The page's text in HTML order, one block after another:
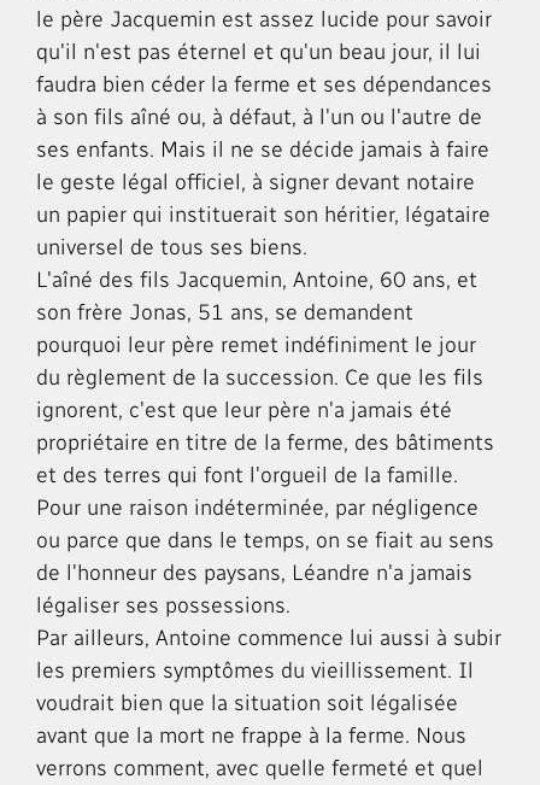
le père Jacquemin est assez lucide pour savoir
qu'il n'est pas éternel et qu'un beau jour, il lui
faudra bien céder la ferme et ses dépendances
à son fils aîné ou, à défaut, à l'un ou l'autre de
ses enfants. Mais il ne se décide jamais à faire
le geste légal officiel, à signer devant notaire
un papier qui instituerait son héritier, légataire
universel de tous ses biens.
L'aîné des fils Jacquemin, Antoine, 60 ans, et
son frère Jonas, 51 ans, se demandent
pourquoi leur père remet indéfiniment le jour
du règlement de la succession. Ce que les fils
ignorent, c'est que leur père n'a jamais été
propriétaire en titre de la ferme, des bâtiments
et des terres qui font l'orgueil de la famille.
Pour une raison indéterminée, par négligence
ou parce que dans le temps, on se fiait au sens
de l'honneur des paysans, Léandre n'a jamais
légaliser ses possessions.
Par ailleurs, Antoine commence lui aussi à subir
les premiers symptômes du vieillissement. Il
voudrait bien que la situation soit légalisée
avant que la mort ne frappe à la ferme. Nous
verrons comment, avec quelle fermeté et quel